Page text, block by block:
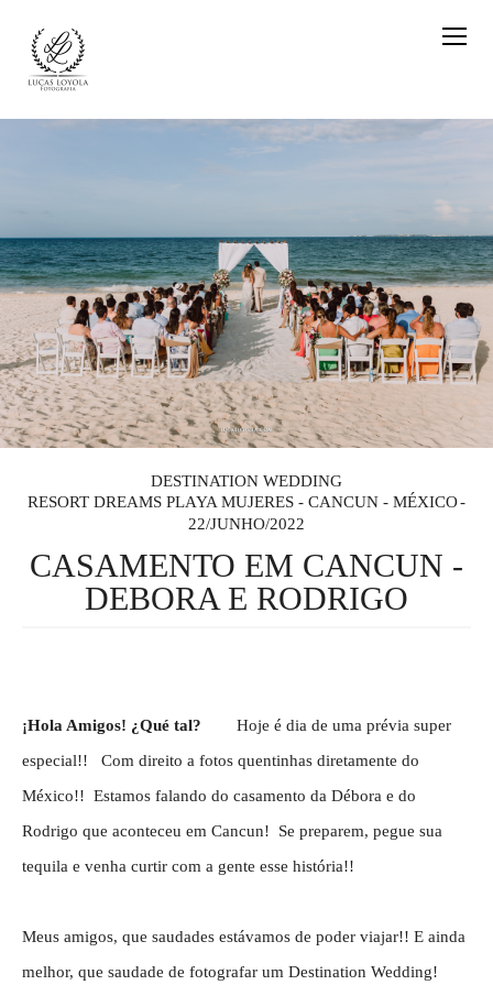
DESTINATION WEDDING
RESORT DREAMS PLAYA MUJERES - CANCUN - MÉXICO
22/JUNHO/2022
CASAMENTO EM CANCUN -
DEBORA E RODRIGO
¡Hola Amigos! ¿Qué tal?
Hoje é dia de uma prévia super
especial!! Com direito a fotos quentinhas diretamente do
México!! Estamos falando do casamento da Débora e do
Rodrigo que aconteceu em Cancun! Se preparem, pegue sua
tequila e venha curtir com a gente esse história!!
Meus amigos, que saudades estávamos de poder viajar!! E ainda
melhor, que saudade de fotografar um Destination Wedding!